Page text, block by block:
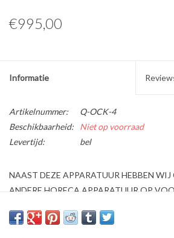
€995,00
Informatie
Artikelnummer:
Q-OCK-4
Beschikbaarheid:
Niet op voorraad
Levertijd:
bel
NAAST DEZE APPARATUUR HEBBEN
ANDERE HORECA APPARATUUR OP
Wij bieden aan een